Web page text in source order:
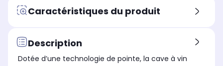
Caractéristiques du produit
Description
Dotée d’une technologie de pointe, la cave à vin